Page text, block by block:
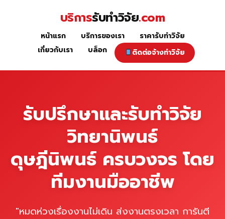
หน้าแรก
บริการรับทำวิจัย.com
หน้าแรก บริการของเรา
ราคารับทำวิจัย
เกี่ยวกับเรา
บล็อก ติดต่อจ้างทำวิจัย
รับปรึกษาและรับทำวิจัย
วิทยานิพนธ์
ดุษฎีนิพนธ์ ครบวงจร โดย
ทีมงานมืออาชีพ
"หมดห่วงเรื่องงานไม่เดิน ส่งงานตรงเวลา การันตี